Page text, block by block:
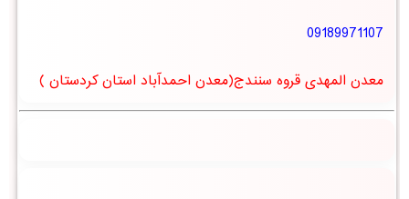
09189971107
معدن المهدی قروه سنندج(معدن احمدآباد استان کردستان )